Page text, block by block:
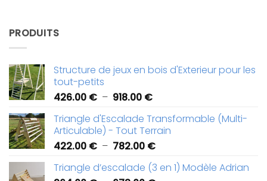
PRODUITS
Structure de jeux en bois d'Exterieur pour les
tout-petits
426.00 € – 918.00 €Plage
prix :
426.00 €
à
918.00 €
Triangle d'Escalade Transformable (Multi-
Articulable) - Tout Terrain
422.00 € – 782.00 €Plage
prix :
Triangle d’escalade (3 en 1) Modèle Adrian